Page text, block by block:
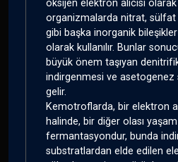
oksijen elektron alıcısı
organizmalarda nitrat,
gibi başka inorganik bileşikler
olarak kullanılır. Bunlar
büyük önem taşıyan
indirgenmesi ve
gelir.
Kemotroflarda, bir elektron
halinde, bir diğer olası
fermantasyondur, bunda
substratlardan elde edilen